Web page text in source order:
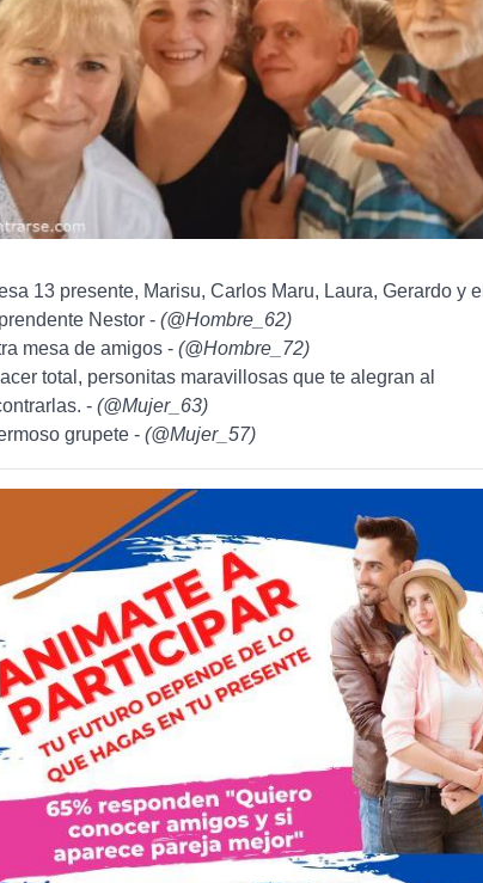
13 presente, Marisu, Carlos Maru, Laura, Gerardo y el
Nestor - (@Hombre_62)
mesa de amigos - (@Hombre_72)
total, personitas maravillosas que te alegran al
- (@Mujer_63)
grupete - (@Mujer_57)